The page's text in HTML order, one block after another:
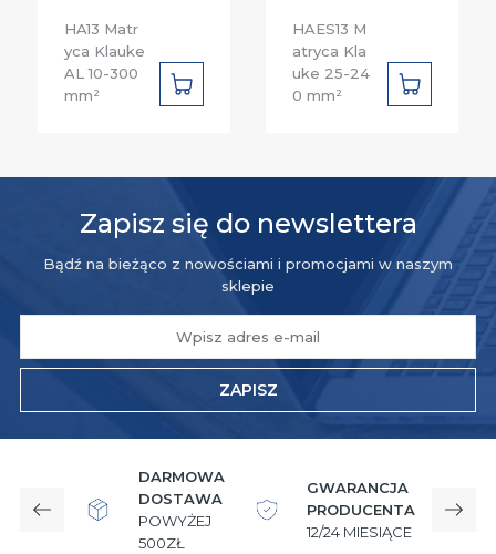
HA13 Matr
yca Klauke
AL 10-300
mm²
DO
HAES13 M
atryca Kla
uke 25-24
0 mm²
DO
Zapisz się do newslettera
Bądź na bieżąco z nowościami i promocjami w naszym
sklepie
ZAPISZ
DARMOWA
DOSTAWA
POWYŻEJ
500ZŁ
GWARANCJA
PRODUCENTA
12/24 MIESIĄCE
Poprzedni